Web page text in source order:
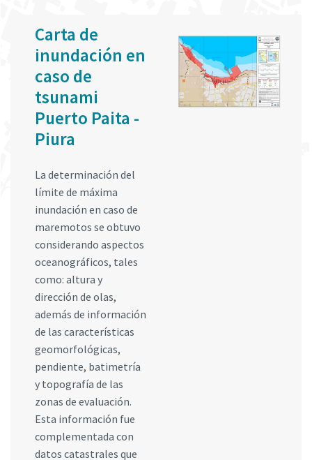
Carta de
inundación en
caso de
tsunami
Puerto Paita -
Piura
La determinación del
límite de máxima
inundación en caso de
maremotos se obtuvo
considerando aspectos
oceanográficos, tales
como: altura y
dirección de olas,
además de información
de las características
geomorfológicas,
pendiente, batimetría
y topografía de las
zonas de evaluación.
Esta información fue
complementada con
datos catastrales que